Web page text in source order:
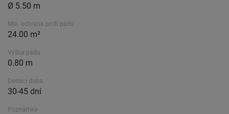
Ø 5.50 m
Min. ochrana proti pádu
24.00 m²
Výška pádu
0.80 m
Dodací doba.
30-45 dní
Poznámka